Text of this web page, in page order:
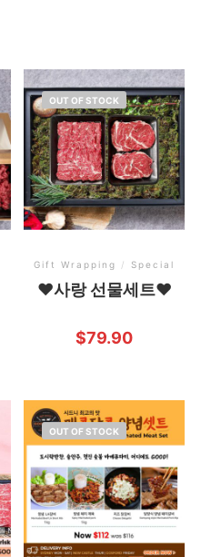
OUT OF STOCK
Gift Wrapping / Special
❤️사랑 선물세트❤️
$79.90
OUT OF STOCK